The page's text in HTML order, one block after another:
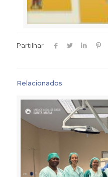
Partilhar
Relacionados